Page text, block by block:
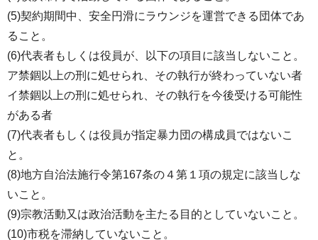
(5)契約期間中、安全円滑にラウンジを運営できる団体であ
ること。
(6)代表者もしくは役員が、以下の項目に該当しないこと。
ア禁錮以上の刑に処せられ、その執行が終わっていない者
イ禁錮以上の刑に処せられ、その執行を今後受ける可能性
がある者
(7)代表者もしくは役員が指定暴力団の構成員ではないこ
と。
(8)地方自治法施行令第167条の４第１項の規定に該当しな
いこと。
(9)宗教活動又は政治活動を主たる目的としていないこと。
(10)市税を滞納していないこと。